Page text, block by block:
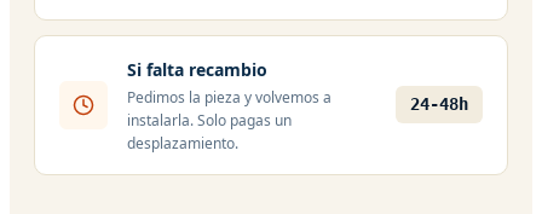
Si falta recambio
Pedimos la pieza y volvemos a
instalarla. Solo pagas un
desplazamiento.
24-48h